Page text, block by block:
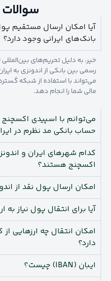
آیا امکان ارسال مستقیم
بانک‎‌های ایرانی وجود دارد؟
خیر، به دلیل تحریم‌های
رسمی بین بانکی از اندونزی به
می‌تواند با استفاده از شبکه
مالی شما را انجام دهد.
می‌توانم با اسپیدی اکسچنج
حساب بانکی مد نظرم در
کدام شهرهای ایران و
اکسچنج هستند؟
امکان ارسال پول نقد از
آیا برای انتقال پول نیاز
امکان انتقال چه ارزهایی از
دارد؟
ایبان (IBAN) چیست؟